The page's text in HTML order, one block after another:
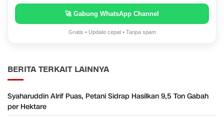
🚀 Gabung WhatsApp Channel
Gratis • Update cepat • Tanpa spam
BERITA TERKAIT LAINNYA
Syaharuddin Alrif Puas, Petani Sidrap Hasilkan 9,5 Ton Gabah
per Hektare